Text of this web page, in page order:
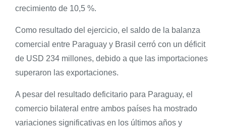
crecimiento de 10,5 %.
Como resultado del ejercicio, el saldo de la balanza
comercial entre Paraguay y Brasil cerró con un déficit
de USD 234 millones, debido a que las importaciones
superaron las exportaciones.
A pesar del resultado deficitario para Paraguay, el
comercio bilateral entre ambos países ha mostrado
variaciones significativas en los últimos años y